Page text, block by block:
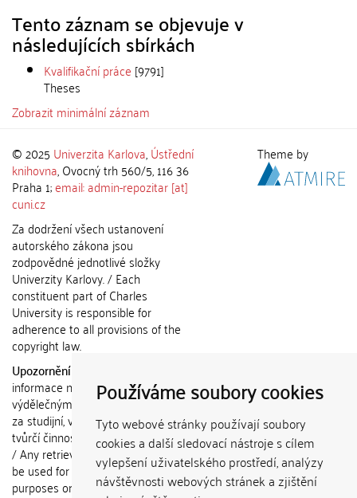
Používáme soubory cookies
Tyto webové stránky používají soubory
cookies a další sledovací nástroje s cílem
vylepšení uživatelského prostředí, analýzy
návštěvnosti webových stránek a zjištění
Tento záznam se objevuje v
následujících sbírkách
Kvalifikační práce [9791]
Theses
Zobrazit minimální záznam
© 2025 Univerzita Karlova,Ústřední
knihovna, Ovocný trh 560/5, 116 36
Praha 1;email: admin-repozitar [at]
cuni.cz
Za dodržení všech ustanovení
autorského zákona jsou
zodpovědné jednotlivé složky
Univerzity Karlovy. / Each
constituent part of Charles
University is responsible for
adherence to all provisions of the
copyright law.
Upozornění / Notice:
informace nemohou být použity k
výdělečným účelům nebo vydávány
za studijní, vědeckou nebo jinou
tvůrčí činnost jiné osoby než autora.
/ Any retrieved information shall not
be used for any commercial
purposes or claimed as results of
Theme by